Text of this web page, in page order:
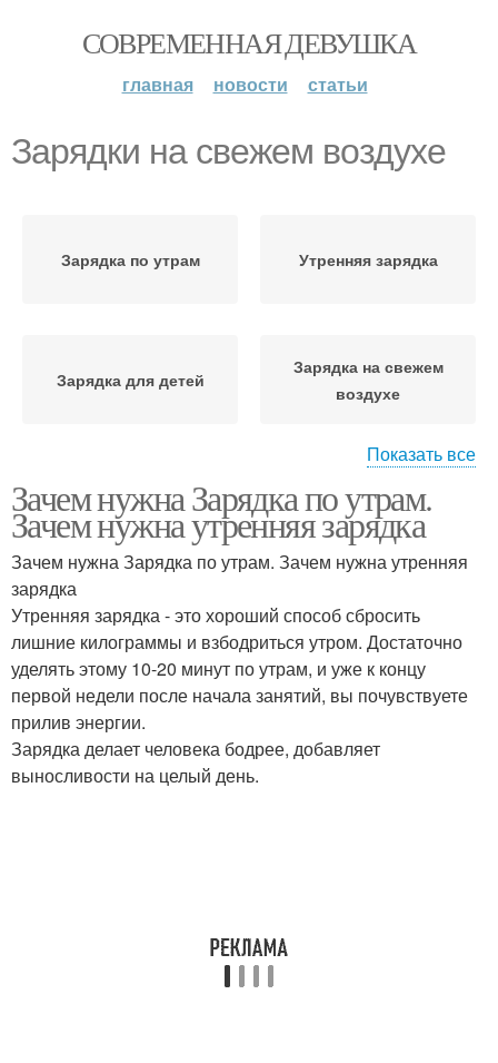
СОВРЕМЕННАЯ ДЕВУШКА
главная новости статьи
Зарядки на свежем воздухе
Зарядка по утрам Утренняя зарядка
Зарядка для детей
Зарядка на свежем
воздухе
Воздух по утрам
утренней зарядки
Показать все
Зачем нужна Зарядка по утрам.
Зачем нужна утренняя зарядка
Зачем нужна Зарядка по утрам. Зачем нужна утренняя
зарядка
Утренняя зарядка - это хороший способ сбросить
лишние килограммы и взбодриться утром. Достаточно
уделять этому 10-20 минут по утрам, и уже к концу
первой недели после начала занятий, вы почувствуете
прилив энергии.
Зарядка делает человека бодрее, добавляет
выносливости на целый день.